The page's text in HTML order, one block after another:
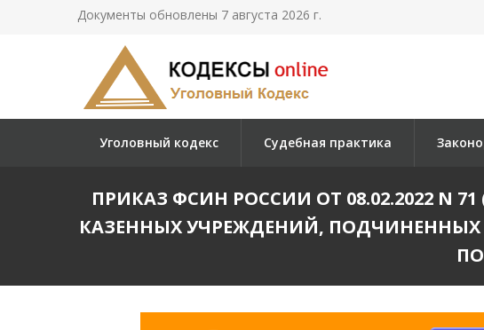
Документы обновлены 7 августа 2026 г.
Уголовный кодекс Судебная практика
ПРИКАЗ ФСИН РОССИИ ОТ 08.02.2022 N
КАЗЕННЫХ УЧРЕЖДЕНИЙ,